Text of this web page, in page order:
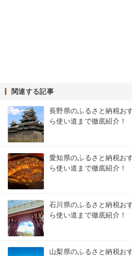
関連する記事
長野県のふるさと納税お
ら使い道まで徹底紹介！
愛知県のふるさと納税お
ら使い道まで徹底紹介！
石川県のふるさと納税お
ら使い道まで徹底紹介！
山梨県のふるさと納税お